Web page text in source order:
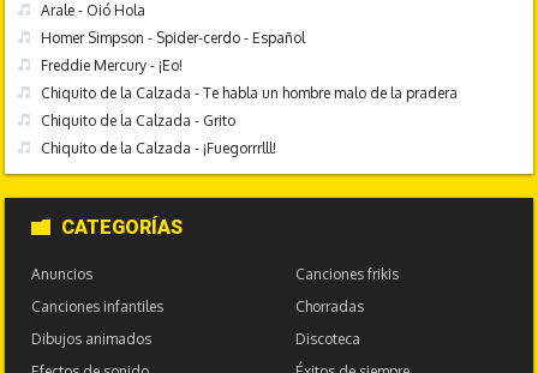
Arale - Oió Hola
Homer Simpson - Spider-cerdo - Español
Freddie Mercury - ¡Eo!
Chiquito de la Calzada - Te habla un hombre malo de la pradera
Chiquito de la Calzada - Grito
Chiquito de la Calzada - ¡Fuegorrrlll!
CATEGORÍAS
Anuncios
Canciones frikis
Canciones infantiles
Chorradas
Dibujos animados
Discoteca